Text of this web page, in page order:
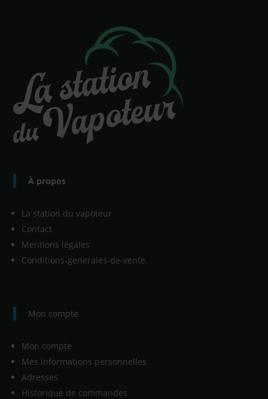
À propos
La station du vapoteur
Contact
Mentions légales
Conditions-generales-de-vente
Mon compte
Mon compte
Mes informations personnelles
Adresses
Historique de commandes